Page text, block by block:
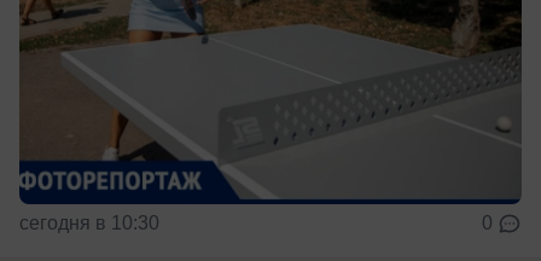
сегодня в 10:30 0